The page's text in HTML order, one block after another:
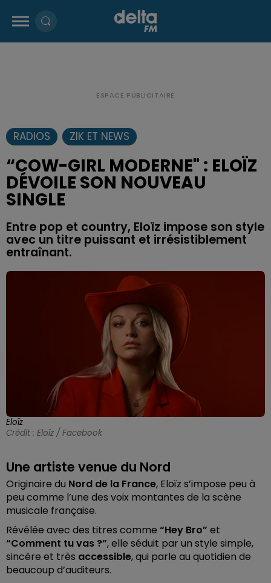
RADIOS ZIK ET NEWS
“COW-GIRL MODERNE" : ELOÏZ
DÉVOILE SON NOUVEAU
SINGLE
Entre pop et country, Eloïz impose son style
avec un titre puissant et irrésistiblement
entraînant.
Eloïz
Crédit : Eloïz / Facebook
Une artiste venue du Nord
Originaire du Nord de la France, Eloïz s’impose peu à
peu comme l’une des voix montantes de la scène
musicale française.
Révélée avec des titres comme “Hey Bro” et
“Comment tu vas ?”, elle séduit par un style simple,
sincère et très accessible, qui parle au quotidien de
beaucoup d’auditeurs.